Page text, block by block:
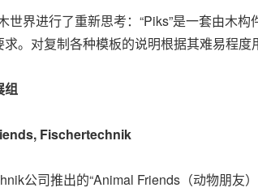
世界进行了重新思考：“Piks”是一套由木
。对复制各种模板的说明根据其难易程度
组
, Fischertechnik
公司推出的“Animal Friends（动物朋友